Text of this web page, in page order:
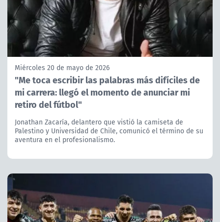
Miércoles 20 de mayo de 2026
"Me toca escribir las palabras más difíciles de
mi carrera: llegó el momento de anunciar mi
retiro del fútbol"
Jonathan Zacaría, delantero que vistió la camiseta de
Palestino y Universidad de Chile, comunicó el término de su
aventura en el profesionalismo.